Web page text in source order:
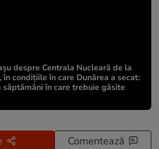
despre Centrala Nucleară de la
în condițiile în care Dunărea a secat:
săptămâni în care trebuie găsite
Comentează